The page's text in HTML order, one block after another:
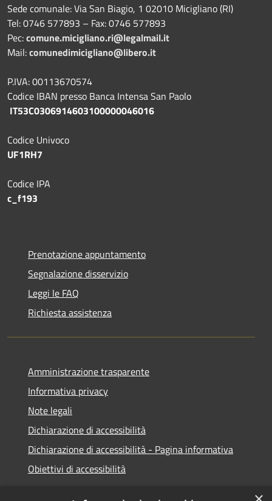
Sede comunale: Via San Biagio, 1 02010 Micigliano (RI)
Tel: 0746 577893 – Fax: 0746 577893
Pec:comune.micigliano.ri@legalmail.it
Mail:comunedimicigliano@libero.it
P.IVA: 00113670574
Codice IBAN presso Banca Intensa San Paolo
IT53C0306914603100000046016
Codice Univoco
UF1RH7
Codice IPA
c_f193
Prenotazione appuntamento
Segnalazione disservizio
Leggi le FAQ
Richiesta assistenza
Amministrazione trasparente
Informativa privacy
Note legali
Dichiarazione di accessibilità
Dichiarazione di accessibilità - Pagina informativa
Obiettivi di accessibilità